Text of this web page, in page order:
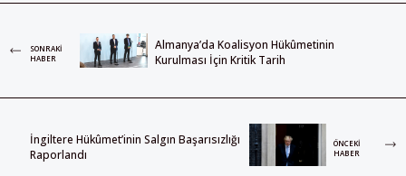
SONRAKI
HABER
Almanya’da Koalisyon Hükûmetinin
Kurulması İçin Kritik Tarih
İngiltere Hükûmet’inin Salgın Başarısızlığı
Raporlandı
ÖNCEKI
HABER